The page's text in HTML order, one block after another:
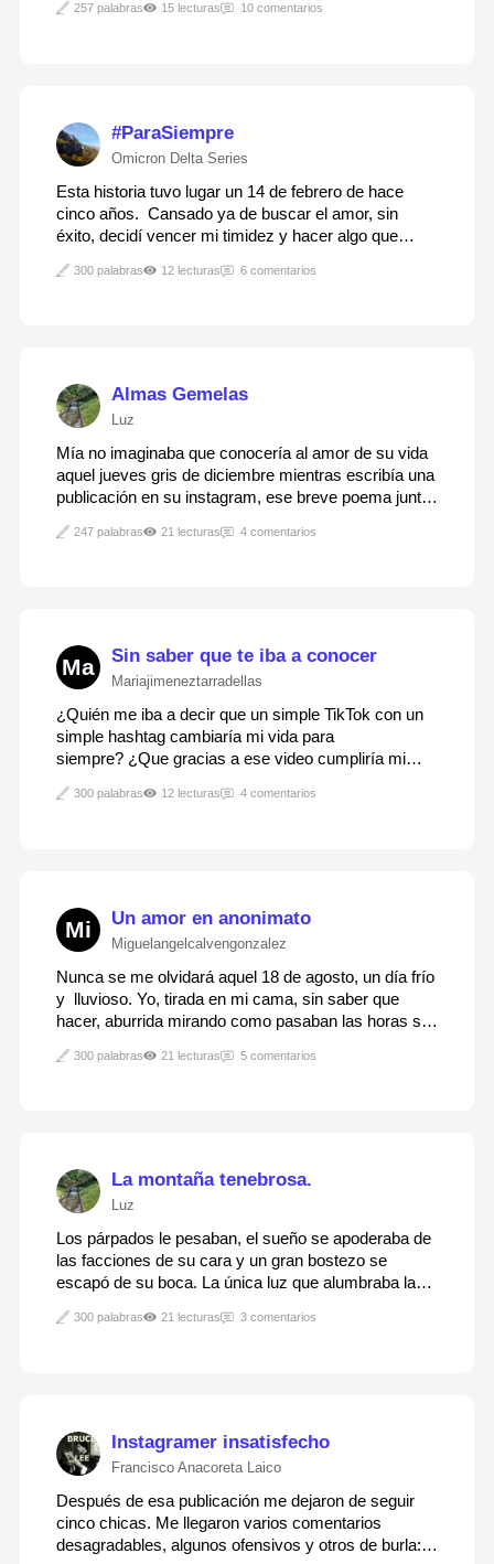
mi mente provocó que cambiara mi comportamiento,
257 palabras 15 lecturas 10 comentarios
#ParaSiempre
Omicron Delta Series
Esta historia tuvo lugar un 14 de febrero de hace
cinco años. Cansado ya de buscar el amor, sin
éxito, decidí vencer mi timidez y hacer algo que
antes. Cogí una de mis redes sociales y comencé a
300 palabras 12 lecturas 6 comentarios
Almas Gemelas
Luz
Mía no imaginaba que conocería al amor de su vida
aquel jueves gris de diciembre mientras escribía una
publicación en su instagram, ese breve poema junto
había acompañado con el hashtag
247 palabras 21 lecturas 4 comentarios
Ma Sin saber que te iba a conocer
Mariajimeneztarradellas
¿Quién me iba a decir que un simple TikTok con un
simple hashtag cambiaría mi vida para
siempre? ¿Que gracias a ese video cumpliría mi
a Ohio? Hasta que conocería a la persona que ojalá
300 palabras 12 lecturas 4 comentarios
Mi Un amor en anonimato
Miguelangelcalvengonzalez
Nunca se me olvidará aquel 18 de agosto, un día frío
y lluvioso. Yo, tirada en mi cama, sin saber que
hacer, aburrida mirando como pasaban las horas sin
aplicación llamada "sin filtros", en la cual cada vez
300 palabras 21 lecturas 5 comentarios
La montaña tenebrosa.
Luz
Los párpados le pesaban, el sueño se apoderaba de
las facciones de su cara y un gran bostezo se
escapó de su boca. La única luz que alumbraba la
estaba escribiendo un post hablando del suceso
300 palabras 21 lecturas 3 comentarios
Instagramer insatisfecho
Francisco Anacoreta Laico
Después de esa publicación me dejaron de seguir
cinco chicas. Me llegaron varios comentarios
desagradables, algunos ofensivos y otros de burla: